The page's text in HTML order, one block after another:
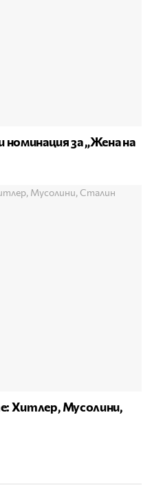
за „Жена на
Хитлер, Мусолини,